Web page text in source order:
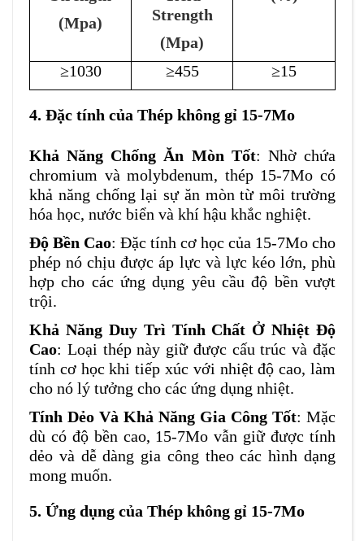
(Mpa)
Strength
(Mpa)
≥1030 ≥455 ≥15
4. Đặc tính của Thép không gỉ 15-7Mo
Khả Năng Chống Ăn Mòn Tốt: Nhờ chứa
chromium và molybdenum, thép 15-7Mo có
khả năng chống lại sự ăn mòn từ môi trường
hóa học, nước biển và khí hậu khắc nghiệt.
Độ Bền Cao: Đặc tính cơ học của 15-7Mo cho
phép nó chịu được áp lực và lực kéo lớn, phù
hợp cho các ứng dụng yêu cầu độ bền vượt
trội.
Khả Năng Duy Trì Tính Chất Ở Nhiệt Độ
Cao: Loại thép này giữ được cấu trúc và đặc
tính cơ học khi tiếp xúc với nhiệt độ cao, làm
cho nó lý tưởng cho các ứng dụng nhiệt.
Tính Dẻo Và Khả Năng Gia Công Tốt: Mặc
dù có độ bền cao, 15-7Mo vẫn giữ được tính
dẻo và dễ dàng gia công theo các hình dạng
mong muốn.
5. Ứng dụng của Thép không gỉ 15-7Mo